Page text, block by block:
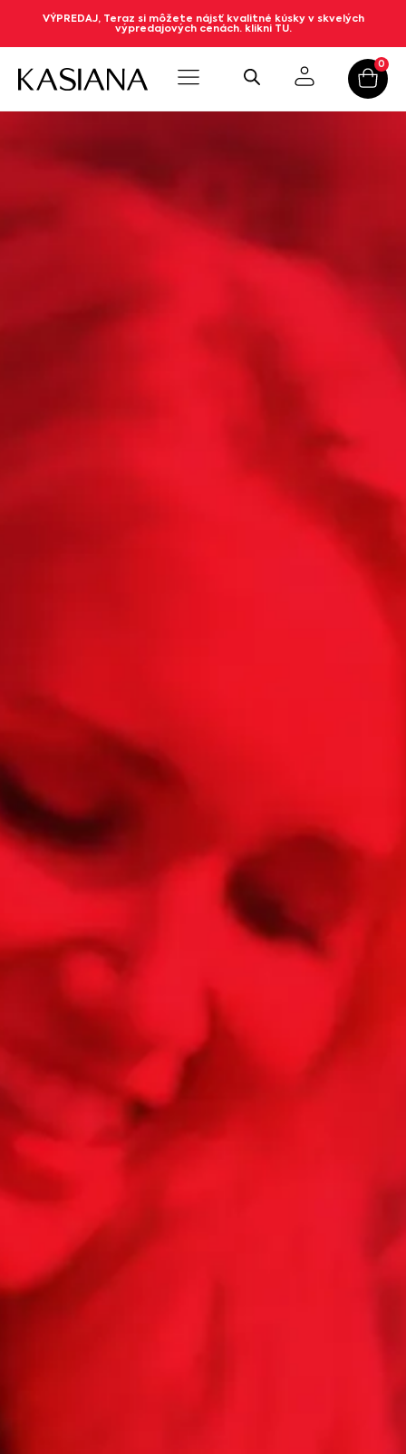
VÝPREDAJ, Teraz si môžete nájsť kvalitné kúsky v skvelých
výpredajových cenách. klikni TU.
0